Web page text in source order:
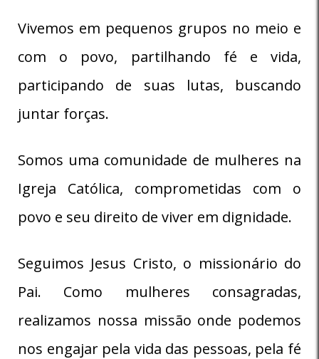
Vivemos em pequenos grupos no meio e
com o povo, partilhando fé e vida,
participando de suas lutas, buscando
juntar forças.
Somos uma comunidade de mulheres na
Igreja Católica, comprometidas com o
povo e seu direito de viver em dignidade.
Seguimos Jesus Cristo, o missionário do
Pai. Como mulheres consagradas,
realizamos nossa missão onde podemos
nos engajar pela vida das pessoas, pela fé